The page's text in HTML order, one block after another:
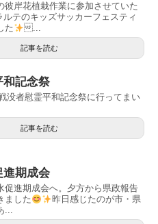
彼岸花植栽作業に参加させていた
テのキッズサッカーフェスティ
た
...
記事を読む
和記念祭
没者慰霊平和記念祭に行ってまい
記事を読む
進期成会
促進期成会へ。夕方から県政報告
ました
昨日感じたのが市・県
...